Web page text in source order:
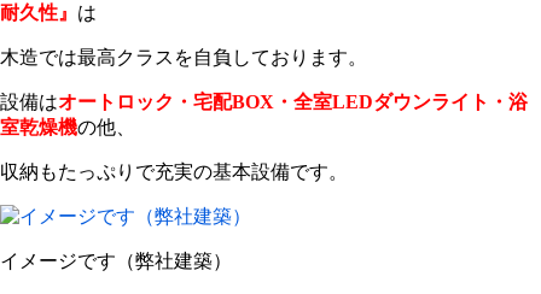
耐久性』 は
木造では最高クラスを自負しております。
設備はオートロック・宅配BOX・全室LEDダウンライト・浴
室乾燥機の他、
収納もたっぷりで充実の基本設備です。
イメージです（弊社建築）